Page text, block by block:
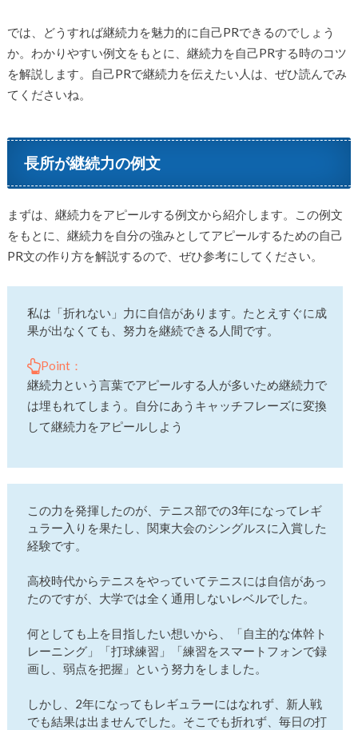
では、どうすれば継続力を魅力的に自己PRできるのでしょう
か。わかりやすい例文をもとに、継続力を自己PRする時のコツ
を解説します。自己PRで継続力を伝えたい人は、ぜひ読んでみ
てくださいね。
長所が継続力の例文
まずは、継続力をアピールする例文から紹介します。この例文
をもとに、継続力を自分の強みとしてアピールするための自己
PR文の作り方を解説するので、ぜひ参考にしてください。
私は「折れない」力に自信があります。たとえすぐに成
果が出なくても、努力を継続できる人間です。
Point：
継続力という言葉でアピールする人が多いため継続力で
は埋もれてしまう。自分にあうキャッチフレーズに変換
して継続力をアピールしよう
この力を発揮したのが、テニス部での3年になってレギ
ュラー入りを果たし、関東大会のシングルスに入賞した
経験です。
高校時代からテニスをやっていてテニスには自信があっ
たのですが、大学では全く通用しないレベルでした。
何としても上を目指したい想いから、「自主的な体幹ト
レーニング」「打球練習」「練習をスマートフォンで録
画し、弱点を把握」という努力をしました。
しかし、2年になってもレギュラーにはなれず、新人戦
でも結果は出ませんでした。そこでも折れず、毎日の打